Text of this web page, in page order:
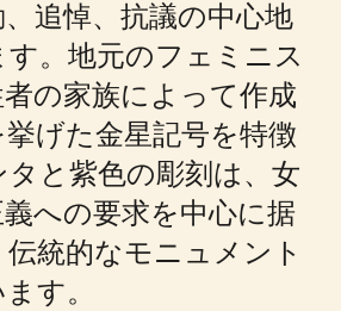
追悼、抗議の中心地
。地元のフェミニス
者の家族によって作成
げた金星記号を特徴
と紫色の彫刻は、女
への要求を中心に据
統的なモニュメント
す。